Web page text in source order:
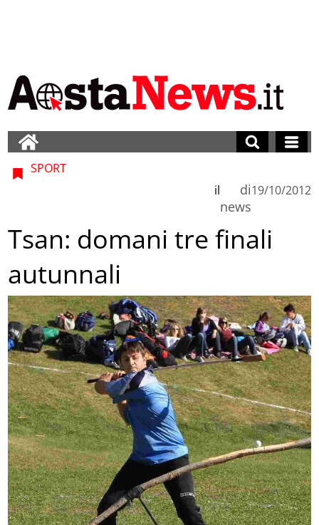
SPORT
di
news
il 19/10/2012
Tsan: domani tre finali
autunnali